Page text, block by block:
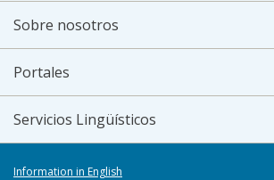
Sobre nosotros
Portales
Servicios Lingüísticos
Information in English